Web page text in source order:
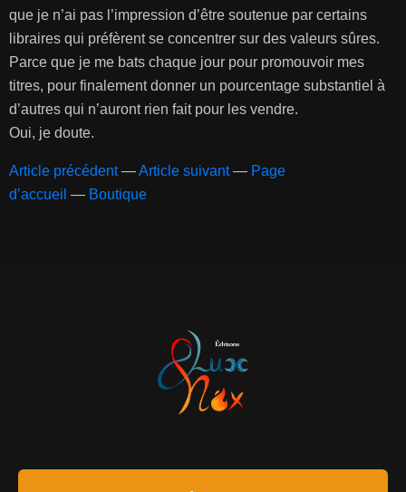
que je n’ai pas l’impression d’être soutenue par certains
libraires qui préfèrent se concentrer sur des valeurs sûres.
Parce que je me bats chaque jour pour promouvoir mes
titres, pour finalement donner un pourcentage substantiel à
d’autres qui n’auront rien fait pour les vendre.
Oui, je doute.
Article précédent—Article suivant— Page
d’accueil — Boutique